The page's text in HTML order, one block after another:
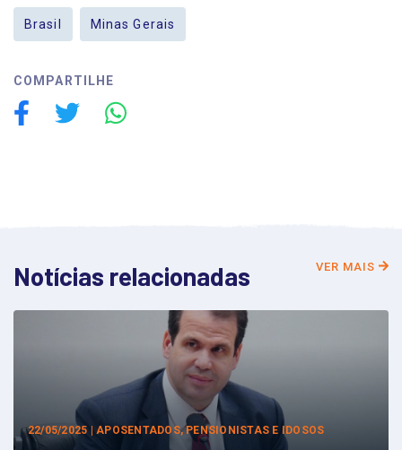
Brasil Minas Gerais
COMPARTILHE
Notícias relacionadas VER MAIS
22/05/2025 | APOSENTADOS, PENSIONISTAS E IDOSOS